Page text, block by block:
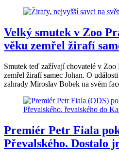
Velký smutek v Zoo
věku zemřel žirafí
Smutek teď zažívají chovatelé v Zoo
zemřel žirafí samec Johan. O
zahrady Miroslav Bobek na svém
Premiér Petr Fiala
Převalského. Dostalo